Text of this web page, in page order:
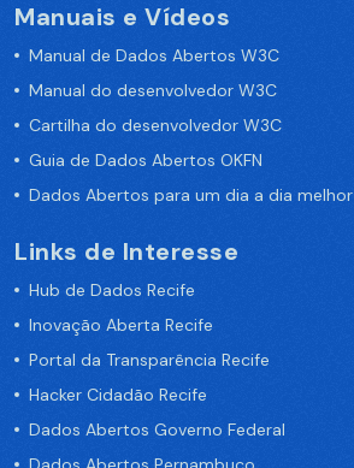
Manuais e Vídeos
Manual de Dados Abertos W3C
Manual do desenvolvedor W3C
Cartilha do desenvolvedor W3C
Guia de Dados Abertos OKFN
Dados Abertos para um dia a dia melhor
Links de Interesse
Hub de Dados Recife
Inovação Aberta Recife
Portal da Transparência Recife
Hacker Cidadão Recife
Dados Abertos Governo Federal